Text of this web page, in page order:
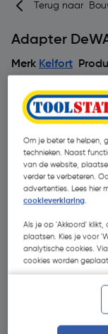
Terug naar
Adapter
Merk Kelfort
Om je beter te helpen,
technieken. Naast
van de website,
verder te verbeteren.
advertenties. Lees hier
cookieverklaring.
Als je op 'Akkoord'
plaatsen. Kies je voor
analytische cookies.
cookies worden